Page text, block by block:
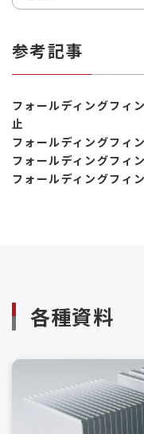
参考記事
フォールディングフィ
止
フォールディングフィ
フォールディングフィ
フォールディングフィ
各種資料